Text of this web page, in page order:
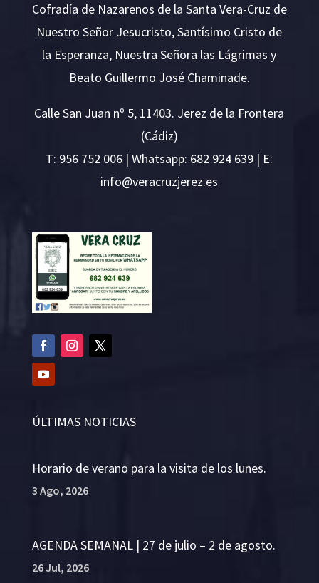
Cofradía de Nazarenos de la Santa Vera-Cruz de
Nuestro Señor Jesucristo, Santísimo Cristo de
la Esperanza, Nuestra Señora las Lágrimas y
Beato Guillermo José Chaminade.
Calle San Juan nº 5, 11403. Jerez de la Frontera
(Cádiz)
T: 956 752 006 | Whatsapp: 682 924 639 | E:
se.ze
rejzu
rcare
v@ofn
i
ÚLTIMAS NOTICIAS
Horario de verano para la visita de los lunes.
3 Ago, 2026
AGENDA SEMANAL | 27 de julio – 2 de agosto.
26 Jul, 2026